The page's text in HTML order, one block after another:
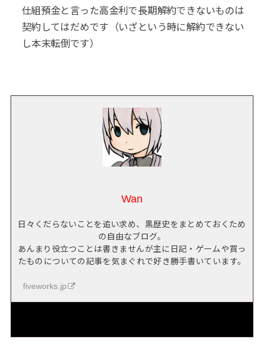
仕組預金と言った高金利で長期解約できないものは
契約してはだめです（いざという時に解約できない
し本末転倒です）
Wan
日々くだらないことを追い求め、黒歴史をまとめておくため
の自由なブログ。
あんまり役立つことは書きませんが主に日記・ゲームや買っ
たものについての記事を気まぐれで好き勝手書いています。
fiveworks.jp